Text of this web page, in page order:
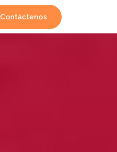
Contáctenos